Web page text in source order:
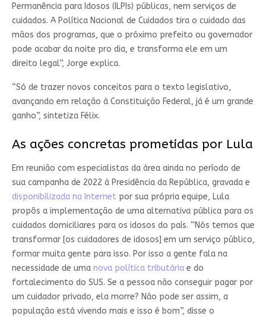
Permanência para Idosos (ILPIs) públicas, nem serviços de
cuidados. A Política Nacional de Cuidados tira o cuidado das
mãos dos programas, que o próximo prefeito ou governador
pode acabar da noite pro dia, e transforma ele em um
direito legal”, Jorge explica.
“Só de trazer novos conceitos para o texto legislativo,
avançando em relação à Constituição Federal, já é um grande
ganho”, sintetiza Félix.
As ações concretas prometidas por Lula
Em reunião com especialistas da área ainda no período de
sua campanha de 2022 à Presidência da República, gravada e
disponibilizada na Internetpor sua própria equipe, Lula
propôs a implementação de uma alternativa pública para os
cuidados domiciliares para os idosos do país. “Nós temos que
transformar [os cuidadores de idosos] em um serviço público,
formar muita gente para isso. Por isso a gente fala na
necessidade de uma nova política tributáriae do
fortalecimento do SUS. Se a pessoa não conseguir pagar por
um cuidador privado, ela morre? Não pode ser assim, a
população está vivendo mais e isso é bom”, disse o